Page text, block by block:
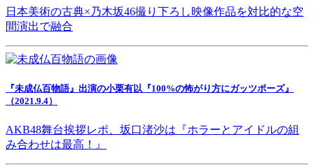
日本美術の古典×乃木坂46撮り下ろし映像作品を対比的な空
間演出で融合
『未成仏百物語』出演の小栗有以『100%の怖がり方にガッツポーズ』
（2021.9.4）
AKB48舞台挨拶レポ、坂口渚沙は『ホラーとアイドルの組
み合わせは最高！』